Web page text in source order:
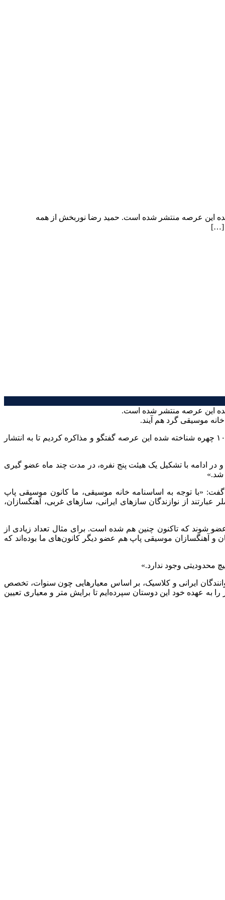
شده این عرصه منتشر شده است. حمید رضا نوربخش از همه
شده این عرصه منتشر شده است.
او در این ارتباط توضیح داد: «راه اندازی کانون خوانندگان پاپ را زمستان سال گذشته در خانه موسیقی تصویب و در این راستا با بیش از ۱۰ چهره شناخته شده این عرصه گفتگو و مذاکره کردیم تا به انتشار
در ادامه با تشکیل یک هیئت پنج نفره، در مدت چند ماه عضو گیری
شد.»
«با توجه به اساسنامه خانه موسیقی، ما کانون موسیقی پاپ
از نوازندگان سازهای ایرانی، سازهای غربی، آهنگسازان،
شوند که تاکنون چنین هم شده است. برای مثال تعداد زیادی از
و آهنگسازان موسیقی پاپ هم عضو دیگر کانون‌های ما بوده‌اند که
محدودیتی وجود ندارد.»
ایرانی و کلاسیک، بر اساس معیار‌هایی چون سنوات، تخصص
عهده خود این دوستان سپرده‌ایم تا برایش متر و معیاری تعیین